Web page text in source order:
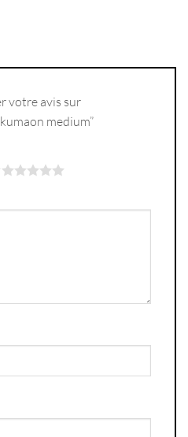
votre avis sur
medium”